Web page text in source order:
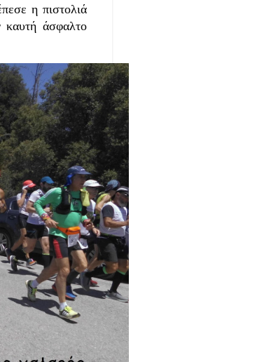
η πιστολιά
καυτή άσφαλτο